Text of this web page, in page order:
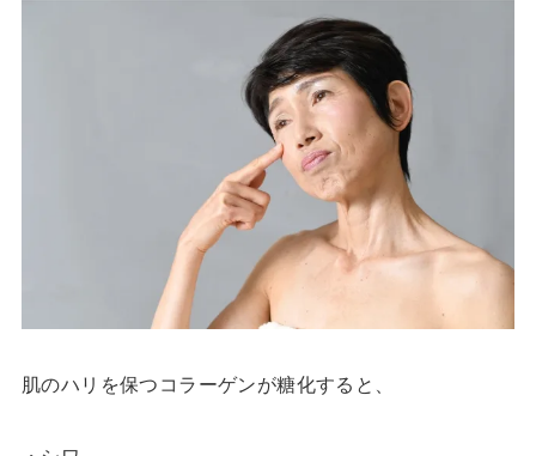
肌のハリを保つコラーゲンが糖化すると、